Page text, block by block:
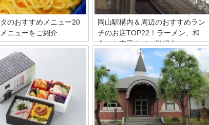
のおすすめメニュー20
ニューをご紹介
の人気メニューをご紹介しま
タにはメニューがたくさん
が大変。カルボナーラ系だ
ほどあります。今回は和
ース、クリーム系など幅広
ら人気のあるものを集めま
気のサイドメニューも併せ
います。ぜひ参考にしてく
岡山駅構内＆周辺のおすすめラン
チのお店TOP22！ラーメン、和
食、お寿司まで一挙紹介
岡山駅近くのおすすめランチを案内しま
す。東京方面から見て中国・山陽地方の
入口に位置する岡山駅。山陰や四国への
ジャンクションでもあるターミナルに
て、お昼に過ごしたい駅構内や駅周辺に
あるおすすめのランチスポットを22か所
厳選しました。わかりやすいランキング
形式で紹介します。